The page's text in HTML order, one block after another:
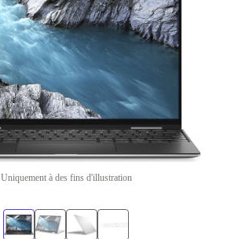
Uniquement à des fins d'illustration